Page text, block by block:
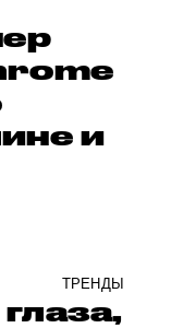
и
ТРЕНДЫ